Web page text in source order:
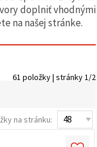
doplniť vhodnými
na našej stránke.
61 položky | stránky 1/2
na stránku: